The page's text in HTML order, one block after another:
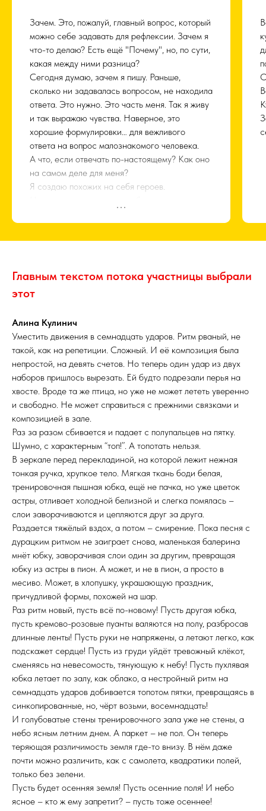
– На когда? – она оживилась.
– Завтра.
– Не-е-е. Мне завтра с Лешим биться,
послезавтра с Бабой-Ягой, послепослезав…
– Понятно, – хором крикнули головы.
– Есть у меня в запасе немного “Живой Воды”,
– она порыскала по сумке, по карманам. – Во,
нашла! Пейте.
– Спасительница ты наша! – головы с
жадностью прильнули к чудодейственной
влаге. И…
И разверзлись небеса, и взгрохотнул воздух
звериным рычанием, и взмыл в небо Горыныч,
и настала в Восточном Королевстве ночь, и
была битва не на жизнь, а на смерть, и ловко
летало остриё меча, пытаясь пробить
шляпах, и кричали головы “мерси боку”.
А потом они вчетвером пили брусничный чай с
Зачем. Это, пожалуй, главный вопрос, который
можно себе задавать для рефлексии. Зачем я
что-то делаю? Есть ещё "Почему", но, по сути,
какая между ними разница?
Сегодня думаю, зачем я пишу. Раньше,
сколько ни задавалась вопросом, не находила
ответа. Это нужно. Это часть меня. Так я живу
и так выражаю чувства. Наверное, это
хорошие формулировки… для вежливого
ответа на вопрос малознакомого человека.
А что, если отвечать по-настоящему? Как оно
на самом деле для меня?
Я создаю похожих на себя героев.
могут быть характеры и черты у людей,
Но ведь также я ставлю себя и на другие
места. В каждом из персонажей, кто бы что ни
вкладывает в них себя. А значит, я вкладываю
себя и в тех, кто героев на путь наставляет. В
тех, кто спасает. Тех, кто помогает.
Главный герой, даже если спасен кем-то ещё
из персонажей, в итоге представляет из себя
меня, спасенную собой. От любых
обстоятельств, любых выдуманных драм,
отражающих реальные события и утрирующих
их.
Я спасаю себя. Преобразуя реальность в
выдумку, чтобы пережить её было легче.
Рефлексирую, переворачиваю ситуации,
смотрю на них под всевозможными углами и
оцениваю обстановку. Я пишу, потому что так
познаю себя, открывая новые способности. Я
пишу, потому что так спасаю себя, применяя
новые способности, чтобы создать себе
комфорт. Я пишу, потому что это моя опора и
сила. Только так я могу справиться с чем
угодно.
Мне не нужна слава или признание, хотя это,
определенно, было бы приятным бонусом.
Мне нужно понимание, нужны объятия для
души и нежность. Мне нужен ответственный
спокойный взрослый, который погладит по
головке и убедит, что я справлюсь с чем
угодно.
Возможно, мне нужен просто психолог, а не
написать десяток книг на одну тему в разных
декорациях. Но звучит странно, я лучше два
раза перепроверю свой вариант.
Главным текстом потока участницы выбрали
этот
Алина Кулинич
Уместить движения в семнадцать ударов. Ритм рваный, не
такой, как на репетиции. Сложный. И её композиция была
непростой, на девять счетов. Но теперь один удар из двух
наборов пришлось вырезать. Ей будто подрезали перья на
хвосте. Вроде та же птица, но уже не может лететь уверенно
и свободно. Не может справиться с прежними связками и
композицией в зале.
Раз за разом сбивается и падает с полупальцев на пятку.
Шумно, с характерным “топ!”. А топотать нельзя.
В зеркале перед перекладиной, на которой лежит нежная
тонкая ручка, хрупкое тело. Мягкая ткань боди белая,
тренировочная пышная юбка, ещё не пачка, но уже цветок
астры, отливает холодной белизной и слегка помялась –
слои заворачиваются и цепляются друг за друга.
Раздается тяжёлый вздох, а потом – смирение. Пока песня с
дурацким ритмом не заиграет снова, маленькая балерина
мнёт юбку, заворачивая слои один за другим, превращая
юбку из астры в пион. А может, и не в пион, а просто в
месиво. Может, в хлопушку, украшающую праздник,
причудливой формы, похожей на шар.
Раз ритм новый, пусть всё по-новому! Пусть другая юбка,
пусть кремово-розовые пуанты валяются на полу, разбросав
длинные ленты! Пусть руки не напряжены, а летают легко, как
подскажет сердце! Пусть из груди уйдёт тревожный клёкот,
сменяясь на невесомость, тянующую к небу! Пусть пухлявая
юбка летает по залу, как облако, а нестройный ритм на
семнадцать ударов добивается топотом пятки, превращаясь в
синкопированные, но, чёрт возьми, восемнадцать!
И голубоватые стены тренировочного зала уже не стены, а
небо ясным летним днем. А паркет – не пол. Он теперь
теряющая различимость земля где-то внизу. В нём даже
почти можно различить, как с самолета, квадратики полей,
только без зелени.
Пусть будет осенняя земля! Пусть осенние поля! И небо
ясное – кто ж ему запретит? – пусть тоже осеннее!